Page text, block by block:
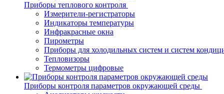
Приборы теплового контроля
Измерители-регистраторы
Индикаторы температуры
Инфракрасные окна
Пирометры
Приборы для холодильных систем и систем
Тепловизоры
Термометры цифровые
Приборы контроля параметров окружающей среды